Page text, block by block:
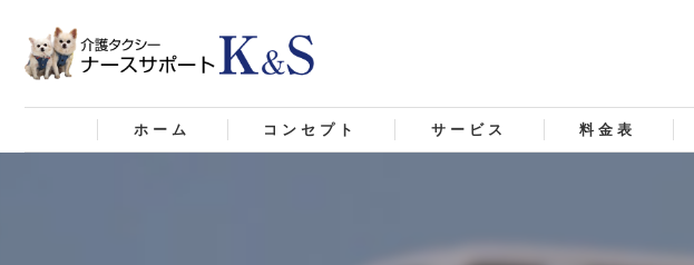
ホーム コンセプト
札幌市の介護タクシー･合同会社K&Sの評判
サービス 料金表